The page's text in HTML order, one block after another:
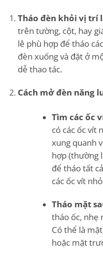
Tháo đèn khỏi vị trí
trên tường, cột, hay
lê phù hợp để tháo
đèn xuống và đặt ở
dễ thao tác.
Cách mở đèn năng
Tìm các ốc
có các ốc vít
xung quanh
hợp (thường
để tháo tất
các ốc vít
Tháo mặt
tháo ốc, nhẹ
Có thể là
hoặc mặt